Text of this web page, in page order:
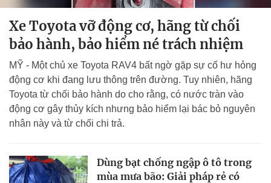
Xe Toyota vỡ động cơ, hãng từ chối
bảo hành, bảo hiểm né trách nhiệm
MỸ - Một chủ xe Toyota RAV4 bất ngờ gặp sự cố hư hỏng
động cơ khi đang lưu thông trên đường. Tuy nhiên, hãng
Toyota từ chối bảo hành do cho rằng, có nước tràn vào
động cơ gây thủy kích nhưng bảo hiểm lại bác bỏ nguyên
nhân này và từ chối chi trả.
Dùng bạt chống ngập ô tô trong
mùa mưa bão: Giải pháp rẻ có